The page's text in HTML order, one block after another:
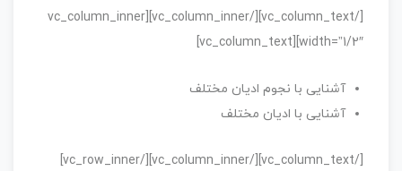
[/vc_column_text][/vc_column_inner][vc_column_inner
width=”1/2″][vc_column_text]
آشنایی با نجوم ادیان مختلف
آشنایی با ادیان مختلف
[/vc_column_text][/vc_column_inner][/vc_row_inner]